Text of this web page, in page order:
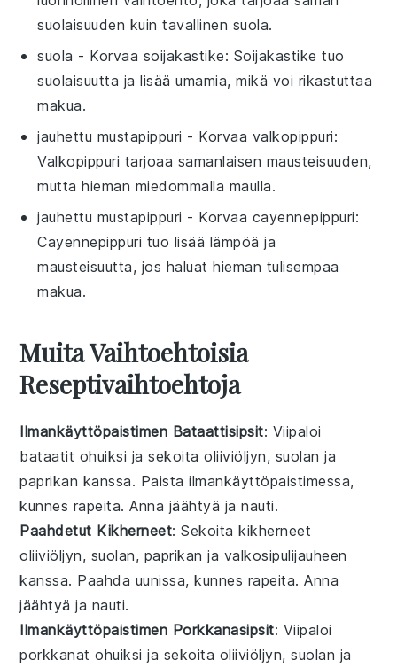
suolaisuuden kuin tavallinen suola.
suola - Korvaa soijakastike: Soijakastike tuo
suolaisuutta ja lisää umamia, mikä voi rikastuttaa
makua.
jauhettu mustapippuri - Korvaa valkopippuri:
Valkopippuri tarjoaa samanlaisen mausteisuuden,
mutta hieman miedommalla maulla.
jauhettu mustapippuri - Korvaa cayennepippuri:
Cayennepippuri tuo lisää lämpöä ja
mausteisuutta, jos haluat hieman tulisempaa
makua.
Muita Vaihtoehtoisia
Reseptivaihtoehtoja
Ilmankäyttöpaistimen Bataattisipsit: Viipaloi
bataatit ohuiksi ja sekoita oliiviöljyn, suolan ja
paprikan kanssa. Paista ilmankäyttöpaistimessa,
kunnes rapeita. Anna jäähtyä ja nauti.
Paahdetut Kikherneet: Sekoita kikherneet
oliiviöljyn, suolan, paprikan ja valkosipulijauheen
kanssa. Paahda uunissa, kunnes rapeita. Anna
jäähtyä ja nauti.
Ilmankäyttöpaistimen Porkkanasipsit: Viipaloi
porkkanat ohuiksi ja sekoita oliiviöljyn, suolan ja